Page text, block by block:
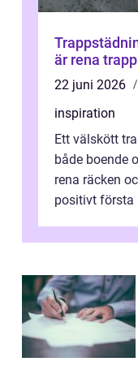
är rena
22 juni 2026
inspiration
Ett välskött
både boende
rena räcken
positivt första